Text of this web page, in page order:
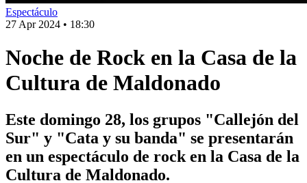
Espectáculo
27 Apr 2024 • 18:30
Noche de Rock en la Casa de la
Cultura de Maldonado
Este domingo 28, los grupos "Callejón del
Sur" y "Cata y su banda" se presentarán
en un espectáculo de rock en la Casa de la
Cultura de Maldonado.